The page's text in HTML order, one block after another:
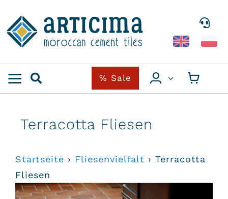
content
% Sale
Terracotta Fliesen
Startseite › Fliesenvielfalt › Terracotta
Fliesen